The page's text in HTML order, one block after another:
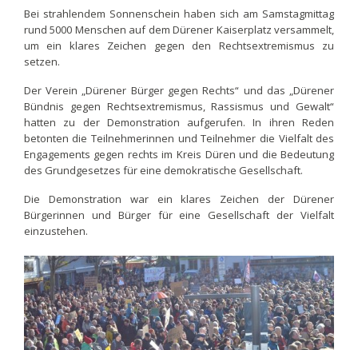
Bei strahlendem Sonnenschein haben sich am Samstagmittag
rund 5000 Menschen auf dem Dürener Kaiserplatz versammelt,
um ein klares Zeichen gegen den Rechtsextremismus zu
setzen.
Der Verein „Dürener Bürger gegen Rechts“ und das „Dürener
Bündnis gegen Rechtsextremismus, Rassismus und Gewalt“
hatten zu der Demonstration aufgerufen. In ihren Reden
betonten die Teilnehmerinnen und Teilnehmer die Vielfalt des
Engagements gegen rechts im Kreis Düren und die Bedeutung
des Grundgesetzes für eine demokratische Gesellschaft.
Die Demonstration war ein klares Zeichen der Dürener
Bürgerinnen und Bürger für eine Gesellschaft der Vielfalt
einzustehen.